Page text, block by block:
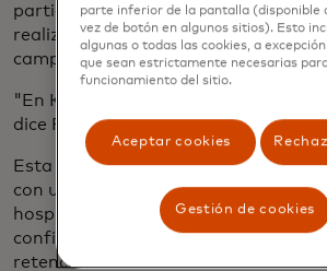
participantes, y su plataforma
realizar un seguimiento del
campañas y demostrar un retorno
"En Krowd, siempre comenzamos
dice Rafii. "Cuando tienen éxito,
Esta mentalidad de restaurante
con un equipo formado por
hospitalidad, ayudó a Krowd a
confianza en la industria. Hoy
retención de socios del 90%.
parte inferior de la pantalla (disponible
vez de botón en algunos sitios). Esto
algunas o todas las cookies, a
que sean estrictamente necesarias para
funcionamiento del sitio.
Aceptar cookies
Gestión de cookies